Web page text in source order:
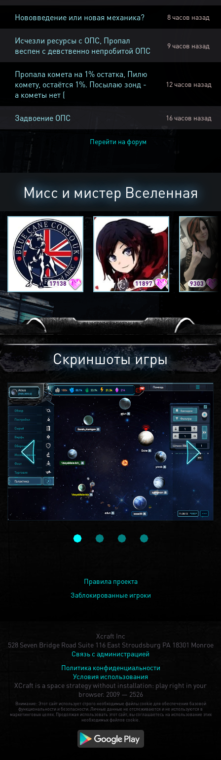
Нововведение или новая механика? 8 часов назад
Исчезли ресурсы с ОПС, Пропал
веспен с девственно непробитой ОПС
9 часов назад
Пропала комета на 1% остатка, Пилю
комету, остаётся 1%. Посылаю зонд -
а кометы нет (
12 часов назад
Задвоение ОПС 16 часов назад
Перейти на форум
Мисс и мистер Вселенная
17138 11897 9303
Скриншоты игры
Правила проекта
Заблокированные игроки
Xcraft Inc
528 Seven Bridge Road Suite 116 East Stroudsburg PA 18301 Monroe
Связь с администрацией
Политика конфиденциальности
Условия использования
XCraft is a space strategy without installation: play right in your
browser. 2009 — 2526
Внимание: Этот сайт использует строго необходимые файлы cookie для обеспечения базовой
функциональности и безопасности. Личные данные не отслеживаются и не используются в
маркетинговых целях. Продолжая использовать этот сайт, вы соглашаетесь на использование этих
необходимых файлов cookie.